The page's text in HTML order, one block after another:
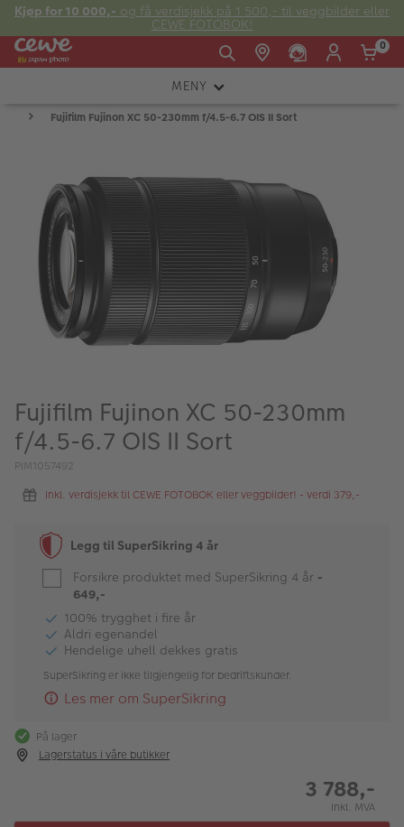
Kjøp for 10 000,- og få verdisjekk på 1 500,- til veggbilder eller
CEWE FOTOBOK!
Fre:
20:00
Søndag:
kundeservice@japanphoto.no
0
MENY
KAMERA
FOTOTILBEHØR
LYS OG STUDIO
INSTANTFOTO
ANALOG
KIKKERTER
ALBUM
Kampanjer
Merker
Bildeprodukter
Fotokurs
Inspirasjon
Butikkoversikt
Fujifilm Fujinon XC 50-230mm f/4.5-6.7 OIS II Sort
Fujifilm Fujinon XC 50-230mm
f/4.5-6.7 OIS II Sort
PIM1057492
Inkl. verdisjekk til CEWE FOTOBOK eller veggbilder! - verdi 379,-
Legg til SuperSikring 4 år
Forsikre produktet med SuperSikring 4 år -
649,-
100% trygghet i fire år
Aldri egenandel
Hendelige uhell dekkes gratis
SuperSikring er ikke tilgjengelig for bedriftskunder.
Les mer om SuperSikring
På lager
Lagerstatus i våre butikker
3 788,-
Inkl. MVA